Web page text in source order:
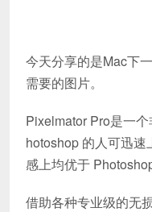
今天分享的是Mac下
需要的图片。
Pixelmator Pro是一
hotoshop 的人可迅
感上均优于
借助各种专业级的无